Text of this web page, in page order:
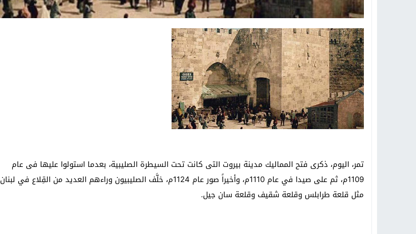
تمر، اليوم، ذكرى فتح المماليك مدينة بيروت التى كانت تحت السيطرة الصليبية، بعدما استولوا عليها فى عام
1109م، ثم على صيدا في عام 1110م، وأخيراً صور عام 1124م، خلَّف الصليبيون وراءهم العديد من القِلاع في لبنان
مثل قلعة طرابلس وقلعة شقيف وقلعة سان جيل.